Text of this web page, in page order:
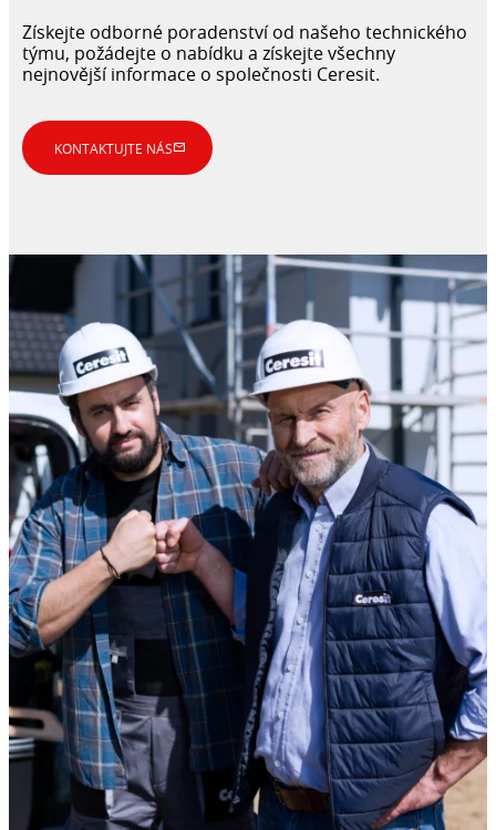
Získejte odborné poradenství od našeho technického
týmu, požádejte o nabídku a získejte všechny
nejnovější informace o společnosti Ceresit.
KONTAKTUJTE NÁS